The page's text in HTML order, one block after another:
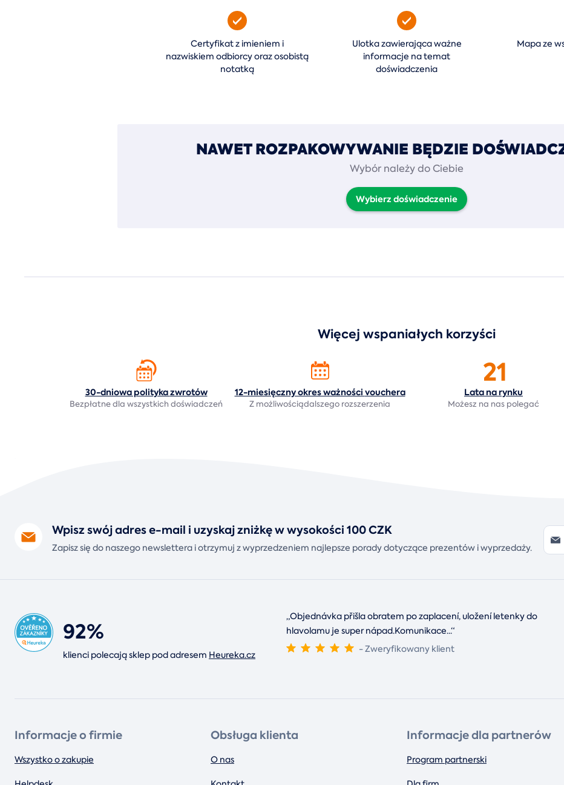
Certyfikat z imieniem i
nazwiskiem odbiorcy oraz osobistą
notatką
Ulotka zawierająca ważne
informacje na temat
doświadczenia
Mapa ze
NAWET ROZPAKOWYWANIE BĘDZIE
Wybór należy do Ciebie
Wybierz doświadczenie
Więcej wspaniałych korzyści
30-dniowa politykazwrotów
Bezpłatne dla wszystkich doświadczeń
12-miesięczny okres ważności vouchera
Z możliwościądalszego rozszerzenia
21
Lata narynku
Możesz na nas polegać
Wpisz swój adres e-mail i uzyskaj zniżkę w wysokości 100 CZK
Zapisz się do naszego newslettera i otrzymuj z wyprzedzeniem najlepsze porady dotyczące prezentów i wyprzedaży.
92%
klienci polecają sklep pod adresem Heureka.cz
„Objednávka přišla obratem po zaplacení, uložení letenky do
hlavolamu je super nápad.Komunikace...“
- Zweryfikowany klient
Informacje o firmie
Wszystko o zakupie
Obsługa klienta
O nas
Informacje dla partnerów
Program partnerski